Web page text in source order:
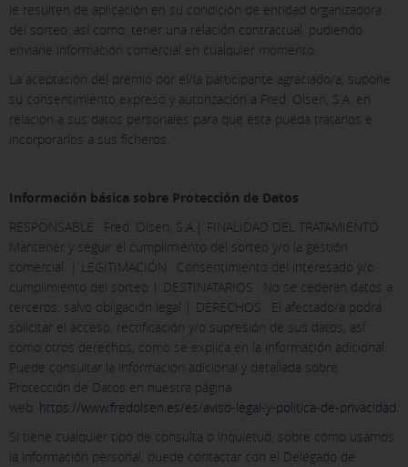
le resulten de aplicación en su condición de entidad organizadora
del sorteo, así como, tener una relación contractual, pudiendo
enviarle información comercial en cualquier momento.
La aceptación del premio por el/la participante agraciado/a, supone
su consentimiento expreso y autorización a Fred. Olsen, S.A. en
relación a sus datos personales para que ésta pueda tratarlos e
incorporarlos a sus ficheros.
Información básica sobre Protección de Datos
RESPONSABLE · Fred. Olsen, S.A.| FINALIDAD DEL TRATAMIENTO ·
Mantener y seguir el cumplimiento del sorteo y/o la gestión
comercial. | LEGITIMACIÓN · Consentimiento del interesado y/o
cumplimiento del sorteo | DESTINATARIOS · No se cederán datos a
terceros, salvo obligación legal | DERECHOS · El afectado/a podrá
solicitar el acceso, rectificación y/o supresión de sus datos, así
como otros derechos, como se explica en la información adicional.
Puede consultar la información adicional y detallada sobre
Protección de Datos en nuestra página
web: https://www.fredolsen.es/es/aviso-legal-y-politica-de-privacidad.
Si tiene cualquier tipo de consulta o inquietud, sobre cómo usamos
la información personal, puede contactar con el Delegado de